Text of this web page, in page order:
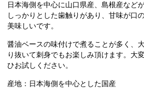
日本海側を中心に山口県産、島根産などが
しっかりとした歯触りがあり、甘味が口
美味しいです。
醤油ベースの味付けで煮ることが多く、
り抜いて刺身でもお楽しみ頂けます。大
ひお試しください。
産地：日本海側を中心とした国産